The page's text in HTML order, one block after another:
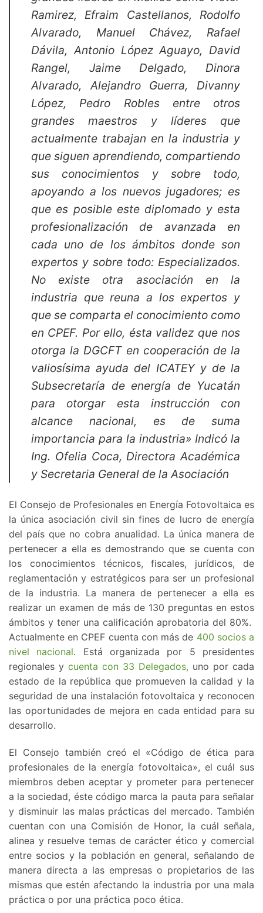
Ramirez, Efraim Castellanos, Rodolfo
Alvarado, Manuel Chávez, Rafael
Dávila, Antonio López Aguayo, David
Rangel, Jaime Delgado, Dinora
Alvarado, Alejandro Guerra, Divanny
López, Pedro Robles entre otros
grandes maestros y líderes que
actualmente trabajan en la industria y
que siguen aprendiendo, compartiendo
sus conocimientos y sobre todo,
apoyando a los nuevos jugadores; es
que es posible este diplomado y esta
profesionalización de avanzada en
cada uno de los ámbitos donde son
expertos y sobre todo: Especializados.
No existe otra asociación en la
industria que reuna a los expertos y
que se comparta el conocimiento como
en CPEF. Por ello, ésta validez que nos
otorga la DGCFT en cooperación de la
valiosísima ayuda del ICATEY y de la
Subsecretaría de energía de Yucatán
para otorgar esta instrucción con
alcance nacional, es de suma
importancia para la industria» Indicó la
Ing. Ofelia Coca, Directora Académica
y Secretaria General de la Asociación
El Consejo de Profesionales en Energía Fotovoltaica es
la única asociación civil sin fines de lucro de energía
del país que no cobra anualidad. La única manera de
pertenecer a ella es demostrando que se cuenta con
los conocimientos técnicos, fiscales, jurídicos, de
reglamentación y estratégicos para ser un profesional
de la industria. La manera de pertenecer a ella es
realizar un examen de más de 130 preguntas en estos
ámbitos y tener una calificación aprobatoria del 80%.
Actualmente en CPEF cuenta con más de 400 socios a
nivel nacional. Está organizada por 5 presidentes
regionales y cuenta con 33 Delegados, uno por cada
estado de la república que promueven la calidad y la
seguridad de una instalación fotovoltaica y reconocen
las oportunidades de mejora en cada entidad para su
desarrollo.
El Consejo también creó el «Código de ética para
profesionales de la energía fotovoltaica», el cuál sus
miembros deben aceptar y prometer para pertenecer
a la sociedad, éste código marca la pauta para señalar
y disminuir las malas prácticas del mercado. También
cuentan con una Comisión de Honor, la cuál señala,
alinea y resuelve temas de carácter ético y comercial
entre socios y la población en general, señalando de
manera directa a las empresas o propietarios de las
mismas que estén afectando la industria por una mala
práctica o por una práctica poco ética.